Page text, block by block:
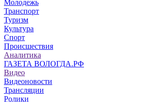
Молодежь
Транспорт
Туризм
Культура
Спорт
Происшествия
Аналитика
ГАЗЕТА ВОЛОГДА.РФ
Видео
Видеоновости
Трансляции
Ролики